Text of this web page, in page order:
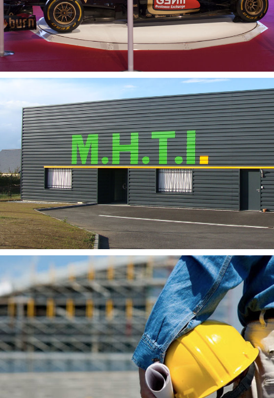
CAR 360 : Plateau Tournant Motorisé
MHTI – Maintenance Haute Tension Industrielle